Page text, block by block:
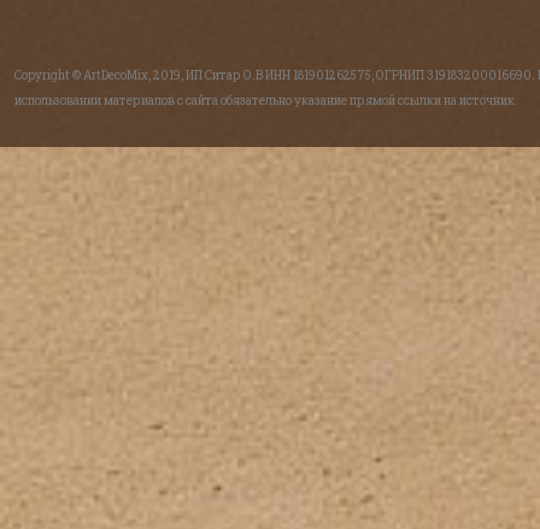
Copyright © ArtDecoMix, 2019, ИП Ситар О.В ИНН 181901262575, ОГРНИП 319183200016690.
использовании материалов с сайта обязательно указание прямой ссылки на источник.